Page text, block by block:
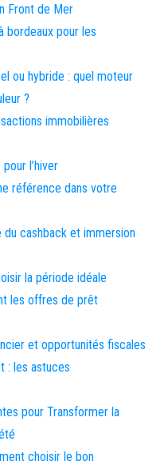
Front de Mer
bordeaux pour les
ou hybride : quel moteur
?
immobilières
l’hiver
référence dans votre
du cashback et immersion
la période idéale
les offres de prêt
et opportunités fiscales
: les astuces
pour Transformer la
choisir le bon